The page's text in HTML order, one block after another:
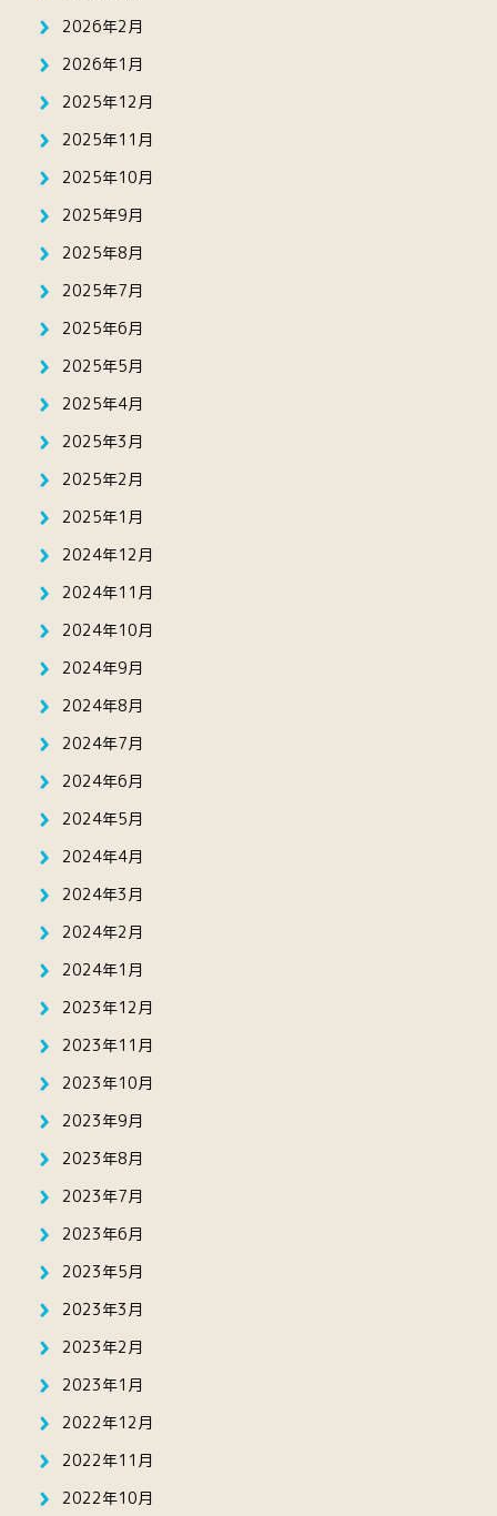
2026年2月
2026年1月
2025年12月
2025年11月
2025年10月
2025年9月
2025年8月
2025年7月
2025年6月
2025年5月
2025年4月
2025年3月
2025年2月
2025年1月
2024年12月
2024年11月
2024年10月
2024年9月
2024年8月
2024年7月
2024年6月
2024年5月
2024年4月
2024年3月
2024年2月
2024年1月
2023年12月
2023年11月
2023年10月
2023年9月
2023年8月
2023年7月
2023年6月
2023年5月
2023年3月
2023年2月
2023年1月
2022年12月
2022年11月
2022年10月